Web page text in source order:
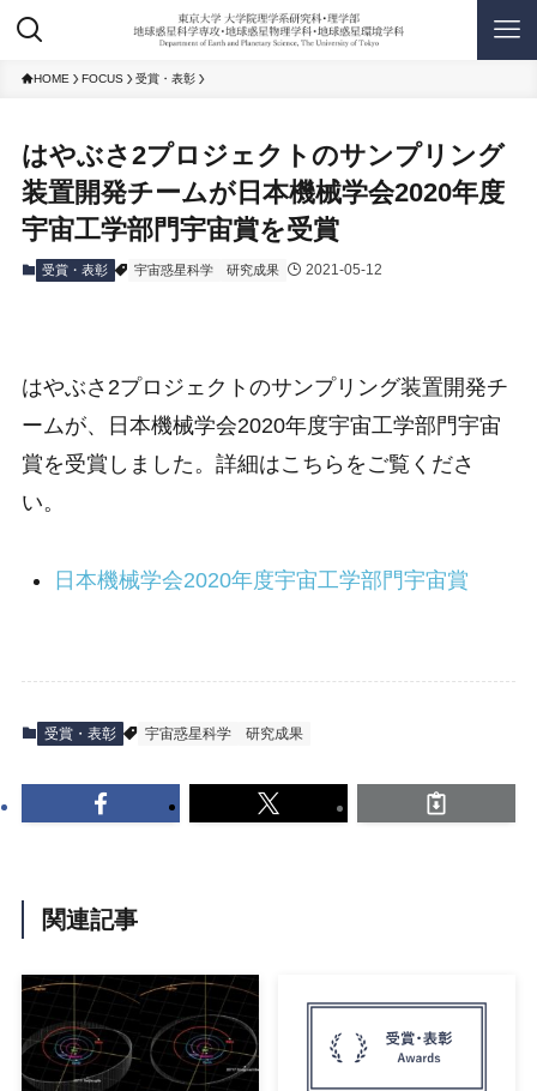
HOME FOCUS 受賞・表彰
はやぶさ2プロジェクトのサンプリング
装置開発チームが日本機械学会2020年度
宇宙工学部門宇宙賞を受賞
受賞・表彰 宇宙惑星科学 研究成果 2021-05-12
はやぶさ2プロジェクトのサンプリング装置開発チ
ームが、日本機械学会2020年度宇宙工学部門宇宙
賞を受賞しました。詳細はこちらをご覧くださ
い。
日本機械学会2020年度宇宙工学部門宇宙賞
受賞・表彰 宇宙惑星科学 研究成果
関連記事